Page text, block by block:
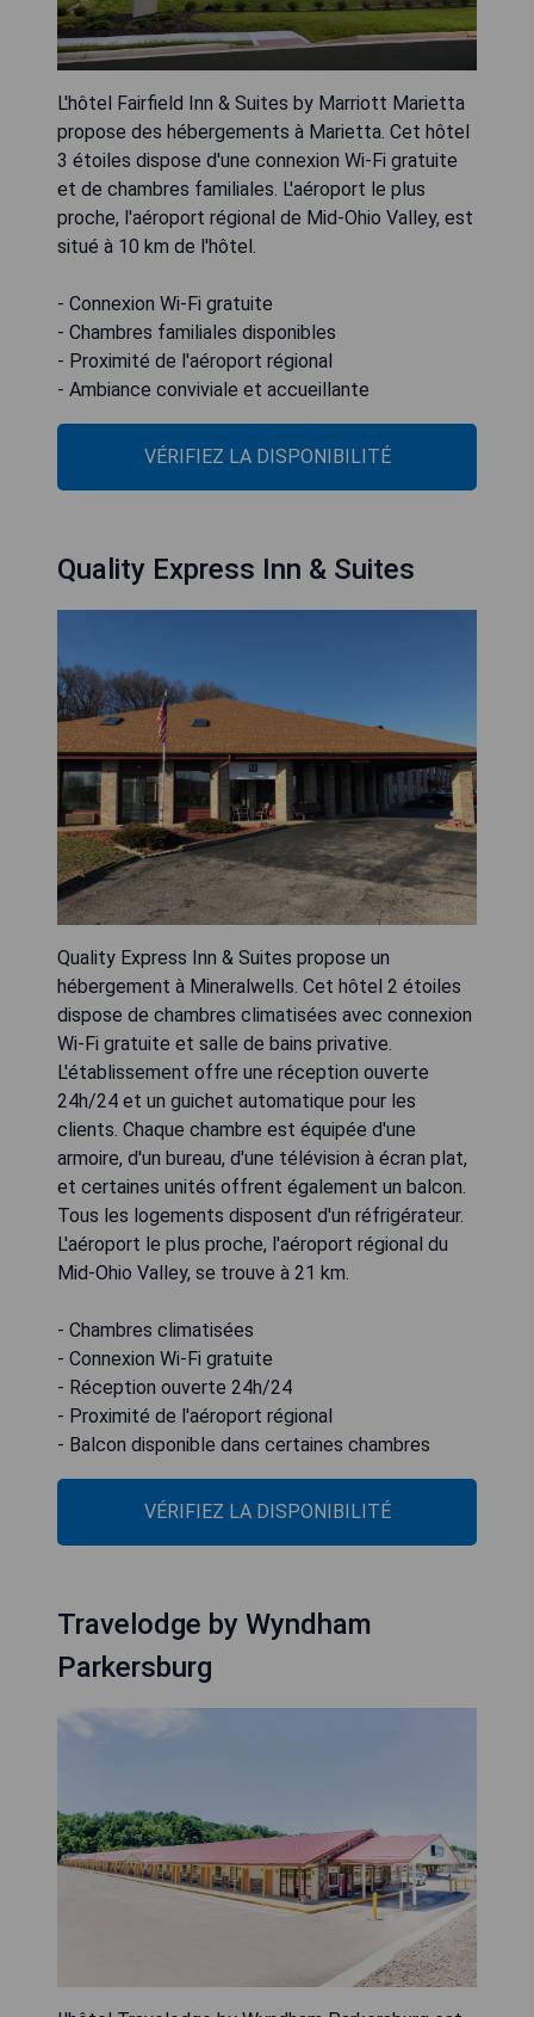
L'hôtel Fairfield Inn & Suites by Marriott Marietta
propose des hébergements à Marietta. Cet hôtel
3 étoiles dispose d'une connexion Wi-Fi gratuite
et de chambres familiales. L'aéroport le plus
proche, l'aéroport régional de Mid-Ohio Valley, est
situé à 10 km de l'hôtel.
- Connexion Wi-Fi gratuite
- Chambres familiales disponibles
- Proximité de l'aéroport régional
- Ambiance conviviale et accueillante
VÉRIFIEZ LA DISPONIBILITÉ
Quality Express Inn & Suites
Quality Express Inn & Suites propose un
hébergement à Mineralwells. Cet hôtel 2 étoiles
dispose de chambres climatisées avec connexion
Wi-Fi gratuite et salle de bains privative.
L'établissement offre une réception ouverte
24h/24 et un guichet automatique pour les
clients. Chaque chambre est équipée d'une
armoire, d'un bureau, d'une télévision à écran plat,
et certaines unités offrent également un balcon.
Tous les logements disposent d'un réfrigérateur.
L'aéroport le plus proche, l'aéroport régional du
Mid-Ohio Valley, se trouve à 21 km.
- Chambres climatisées
- Connexion Wi-Fi gratuite
- Réception ouverte 24h/24
- Proximité de l'aéroport régional
- Balcon disponible dans certaines chambres
VÉRIFIEZ LA DISPONIBILITÉ
Travelodge by Wyndham
Parkersburg